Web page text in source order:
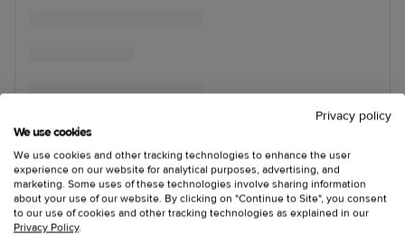
Privacy policy
We use cookies
We use cookies and other tracking technologies to enhance the user
experience on our website for analytical purposes, advertising, and
marketing. Some uses of these technologies involve sharing information
about your use of our website. By clicking on "Continue to Site", you consent
to our use of cookies and other tracking technologies as explained in our
Privacy Policy.